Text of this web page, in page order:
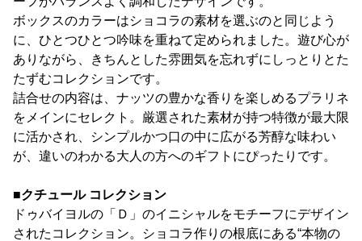
ボックスのカラーはショコラの素材を選ぶのと同じよう
に、ひとつひとつ吟味を重ねて定められました。遊び心が
ありながら、きちんとした雰囲気を忘れずにしっとりとた
たずむコレクションです。
詰合せの内容は、ナッツの豊かな香りを楽しめるプラリネ
をメインにセレクト。厳選された素材が持つ特徴が最大限
に活かされ、シンプルかつ口の中に広がる芳醇な味わい
が、違いのわかる大人の方へのギフトにぴったりです。
■クチュール コレクション
ドゥバイヨルの「Ｄ」のイニシャルをモチーフにデザイン
されたコレクション。ショコラ作りの根底にある“本物の